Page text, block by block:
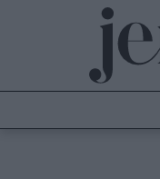
Culture